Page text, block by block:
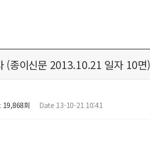
(종이신문 2013.10.21 일자 10면)
19,868회 Date 13-10-21 10:41